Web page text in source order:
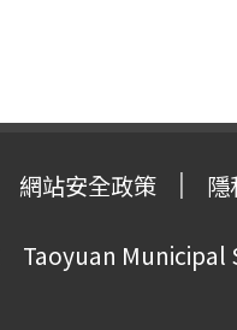
網站安全政策 隱
Taoyuan Municipal